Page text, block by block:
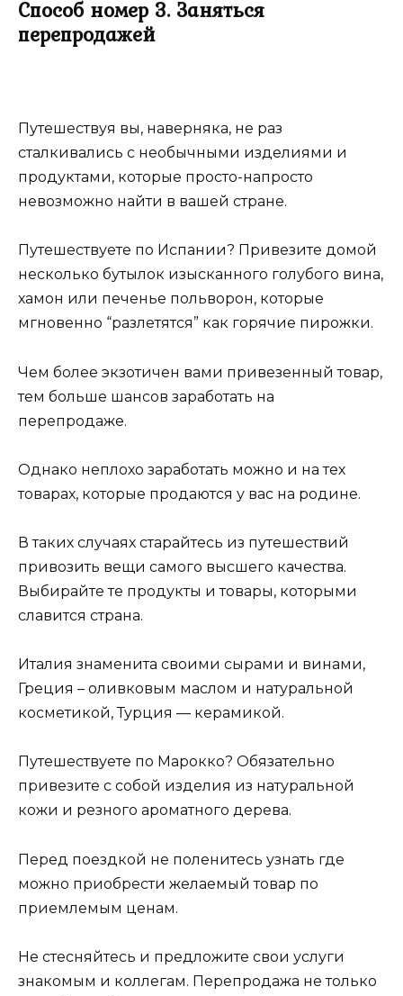
Способ номер 3. Заняться
перепродажей
Путешествуя вы, наверняка, не раз
сталкивались с необычными изделиями и
продуктами, которые просто-напросто
невозможно найти в вашей стране.
Путешествуете по Испании? Привезите домой
несколько бутылок изысканного голубого вина,
хамон или печенье польворон, которые
мгновенно “разлетятся” как горячие пирожки.
Чем более экзотичен вами привезенный товар,
тем больше шансов заработать на
перепродаже.
Однако неплохо заработать можно и на тех
товарах, которые продаются у вас на родине.
В таких случаях старайтесь из путешествий
привозить вещи самого высшего качества.
Выбирайте те продукты и товары, которыми
славится страна.
Италия знаменита своими сырами и винами,
Греция – оливковым маслом и натуральной
косметикой, Турция — керамикой.
Путешествуете по Марокко? Обязательно
привезите с собой изделия из натуральной
кожи и резного ароматного дерева.
Перед поездкой не поленитесь узнать где
можно приобрести желаемый товар по
приемлемым ценам.
Не стесняйтесь и предложите свои услуги
знакомым и коллегам. Перепродажа не только